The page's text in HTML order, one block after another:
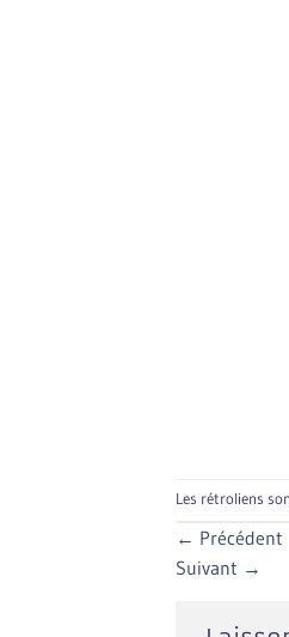
Les rétroliens
← Précédent
Suivant →